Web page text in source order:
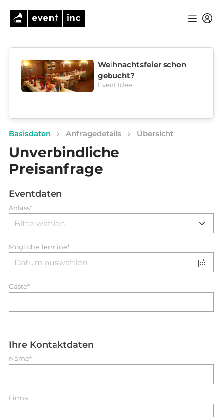
Weihnachtsfeier schon
gebucht?
Event Idee
Basisdaten Anfragedetails Übersicht
Unverbindliche
Preisanfrage
Eventdaten
Anlass*
Mögliche Termine*
Gäste*
Ihre Kontaktdaten
Name*
Firma